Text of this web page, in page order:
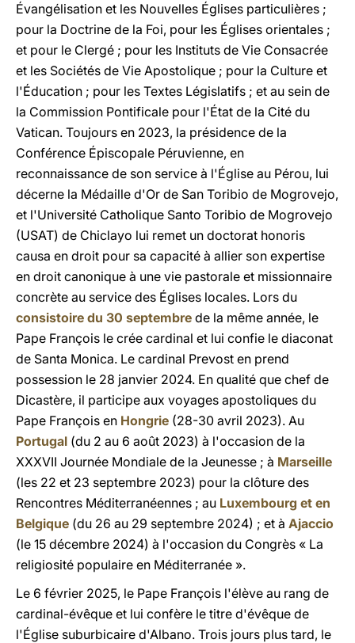
Évangélisation et les Nouvelles Églises particulières ;
pour la Doctrine de la Foi, pour les Églises orientales ;
et pour le Clergé ; pour les Instituts de Vie Consacrée
et les Sociétés de Vie Apostolique ; pour la Culture et
l'Éducation ; pour les Textes Législatifs ; et au sein de
la Commission Pontificale pour l'État de la Cité du
Vatican. Toujours en 2023, la présidence de la
Conférence Épiscopale Péruvienne, en
reconnaissance de son service à l'Église au Pérou, lui
décerne la Médaille d'Or de San Toribio de Mogrovejo,
et l'Université Catholique Santo Toribio de Mogrovejo
(USAT) de Chiclayo lui remet un doctorat honoris
causa en droit pour sa capacité à allier son expertise
en droit canonique à une vie pastorale et missionnaire
concrète au service des Églises locales. Lors du
consistoire du 30 septembre de la même année, le
Pape François le crée cardinal et lui confie le diaconat
de Santa Monica. Le cardinal Prevost en prend
possession le 28 janvier 2024. En qualité que chef de
Dicastère, il participe aux voyages apostoliques du
Pape François en Hongrie (28-30 avril 2023). Au
Portugal (du 2 au 6 août 2023) à l'occasion de la
XXXVII Journée Mondiale de la Jeunesse ; à Marseille
(les 22 et 23 septembre 2023) pour la clôture des
Rencontres Méditerranéennes ; au Luxembourg et en
Belgique (du 26 au 29 septembre 2024) ; et à Ajaccio
(le 15 décembre 2024) à l'occasion du Congrès « La
religiosité populaire en Méditerranée ».
Le 6 février 2025, le Pape François l'élève au rang de
cardinal-évêque et lui confère le titre d'évêque de
l'Église suburbicaire d'Albano. Trois jours plus tard, le